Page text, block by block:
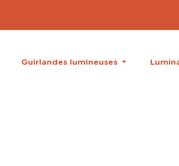
Guirlandes lumineuses